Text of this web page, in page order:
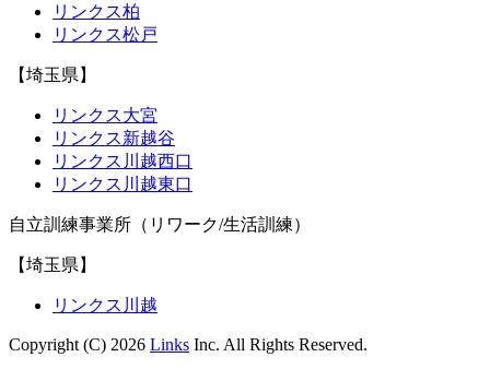
リンクス柏
リンクス松戸
【埼玉県】
リンクス大宮
リンクス新越谷
リンクス川越西口
リンクス川越東口
自立訓練事業所（リワーク/生活訓練）
【埼玉県】
リンクス川越
Copyright (C) 2026 Links Inc. All Rights Reserved.